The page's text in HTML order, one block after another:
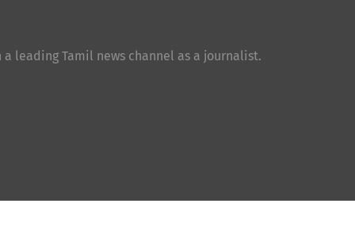
leading Tamil news channel as a journalist.